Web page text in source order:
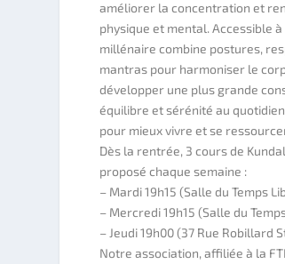
améliorer la concentration et
physique et mental. Accessible
millénaire combine postures,
mantras pour harmoniser le
développer une plus grande
équilibre et sérénité au
pour mieux vivre et se
Dès la rentrée, 3 cours de
proposé chaque semaine :
– Mardi 19h15 (Salle du Temps
– Mercredi 19h15 (Salle du
– Jeudi 19h00 (37 Rue Robillard
Notre association, affiliée à la